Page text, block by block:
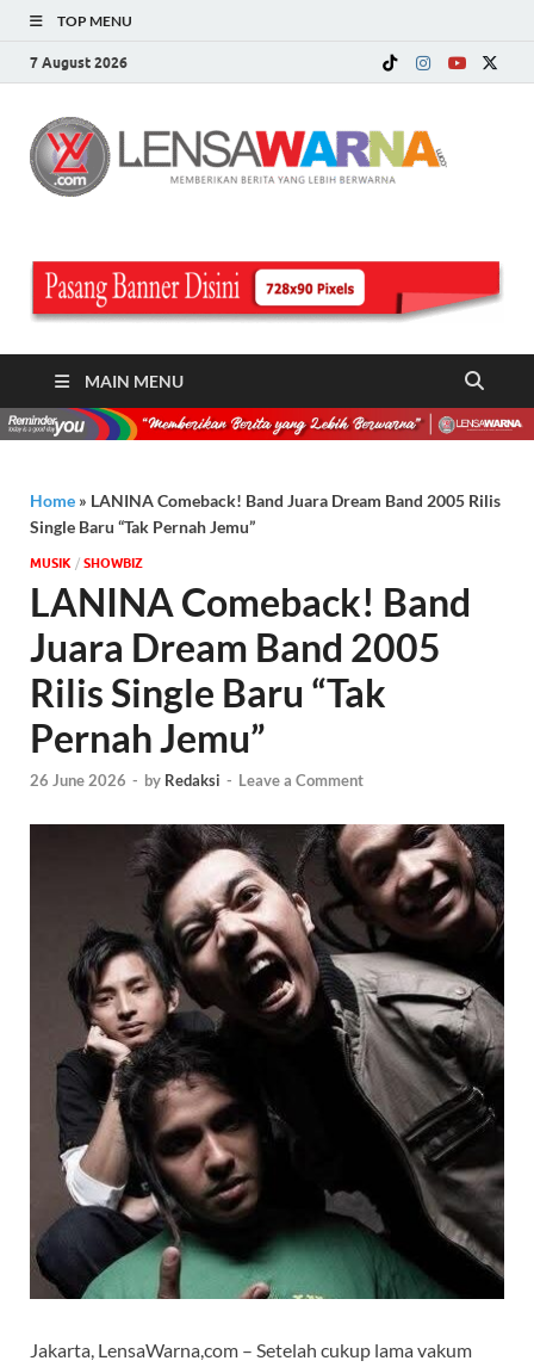
TOP MENU
7 August 2026
MAIN MENU
Home » LANINA Comeback! Band Juara Dream Band 2005 Rilis
Single Baru “Tak Pernah Jemu”
MUSIK / ‎SHOWBIZ
LANINA Comeback! Band
Juara Dream Band 2005
Rilis Single Baru “Tak
Pernah Jemu”
26 June 2026 - by Redaksi - Leave a Comment
Jakarta, LensaWarna,com – Setelah cukup lama vakum